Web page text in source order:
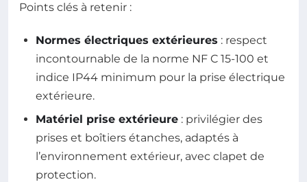
Points clés à retenir :
Normes électriques extérieures : respect
incontournable de la norme NF C 15-100 et
indice IP44 minimum pour la prise électrique
extérieure.
Matériel prise extérieure : privilégier des
prises et boîtiers étanches, adaptés à
l’environnement extérieur, avec clapet de
protection.